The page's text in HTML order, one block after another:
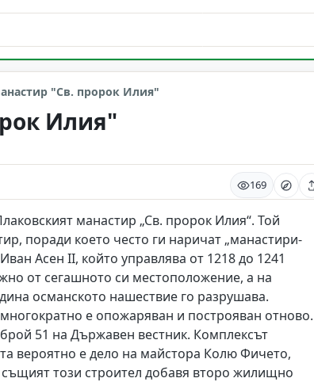
"Св. пророк Илия"
Илия"
169
манастир „Св. пророк Илия“. Той
поради което често ги наричат „манастири-
Асен II, който управлява от 1218 до 1241
от сегашното си местоположение, а на
османското нашествие го разрушава.
е опожаряван и построяван отново.
51 на Държавен вестник. Комплексът
вероятно е дело на майстора Колю Фичето,
този строител добавя второ жилищно